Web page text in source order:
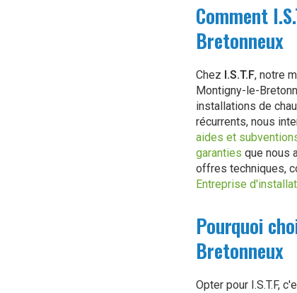
Comment
Bretonneux
Chez I.S.T.F, notre
Montigny-le-
installations de
récurrents, nous
aides et
garanties que nous
offres techniques,
Entreprise
Pourquoi
Bretonneux
Opter pour I.S.T.F,